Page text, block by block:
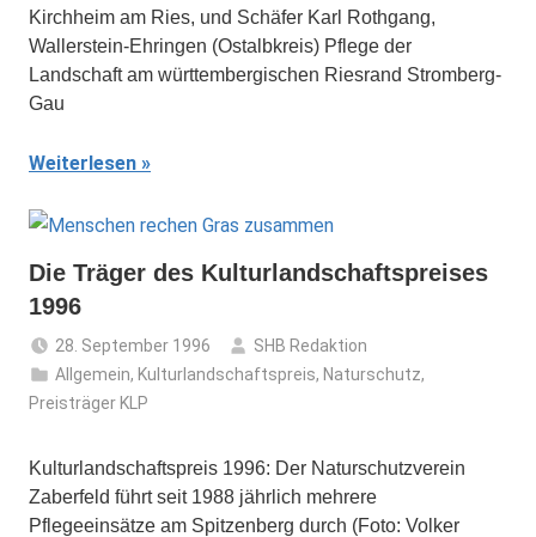
Kirchheim am Ries, und Schäfer Karl Rothgang,
Wallerstein-Ehringen (Ostalbkreis) Pflege der
Landschaft am württembergischen Riesrand Stromberg-
Gau
Weiterlesen
Die Träger des Kulturlandschaftspreises
1996
28. September 1996
SHB Redaktion
Allgemein, Kulturlandschaftspreis, Naturschutz,
Preisträger KLP
Kulturlandschaftspreis 1996: Der Naturschutzverein
Zaberfeld führt seit 1988 jährlich mehrere
Pflegeeinsätze am Spitzenberg durch (Foto: Volker